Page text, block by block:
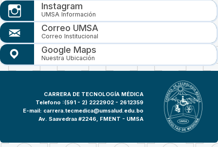
Instagram
UMSA Información
Correo UMSA
Correo Institucional
Google Maps
Nuestra Ubicación
CARRERA DE TECNOLOGÍA MÉDICA
Telefono :(591 - 2) 2222902 - 2612359
E-mail: carrera.tecmedica@umsalud.edu.bo
Av. Saavedraa #2246, FMENT - UMSA